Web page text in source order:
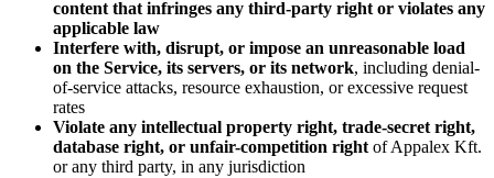
content that infringes any third-party right or violates any
applicable law
Interfere with, disrupt, or impose an unreasonable load
on the Service, its servers, or its network, including denial-
of-service attacks, resource exhaustion, or excessive request
rates
Violate any intellectual property right, trade-secret right,
database right, or unfair-competition right of Appalex Kft.
or any third party, in any jurisdiction